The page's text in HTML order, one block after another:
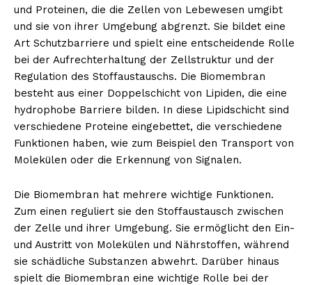
und Proteinen, die die Zellen von Lebewesen umgibt
und sie von ihrer Umgebung abgrenzt. Sie bildet eine
Art Schutzbarriere und spielt eine entscheidende Rolle
bei der Aufrechterhaltung der Zellstruktur und der
Regulation des Stoffaustauschs. Die Biomembran
besteht aus einer Doppelschicht von Lipiden, die eine
hydrophobe Barriere bilden. In diese Lipidschicht sind
verschiedene Proteine eingebettet, die verschiedene
Funktionen haben, wie zum Beispiel den Transport von
Molekülen oder die Erkennung von Signalen.
Die Biomembran hat mehrere wichtige Funktionen.
Zum einen reguliert sie den Stoffaustausch zwischen
der Zelle und ihrer Umgebung. Sie ermöglicht den Ein-
und Austritt von Molekülen und Nährstoffen, während
sie schädliche Substanzen abwehrt. Darüber hinaus
spielt die Biomembran eine wichtige Rolle bei der